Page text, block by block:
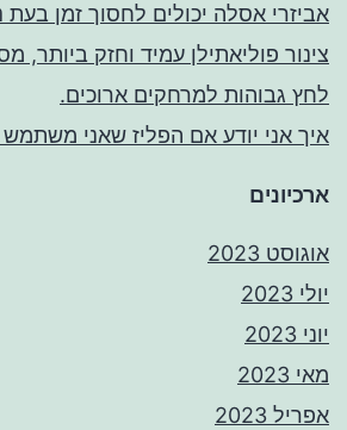
אביזרי אסלה יכולים לחסוך זמן בעת
צינור פוליאתילן עמיד וחזק ביותר,
לחץ גבוהות למרחקים ארוכים.
איך אני יודע אם הפליז שאני
ארכיונים
אוגוסט 2023
יולי 2023
יוני 2023
מאי 2023
אפריל 2023